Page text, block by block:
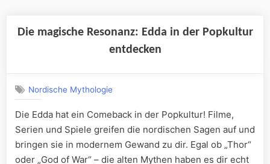
Die magische Resonanz: Edda in der Popkultur
entdecken
Nordische Mythologie
Die Edda hat ein Comeback in der Popkultur! Filme,
Serien und Spiele greifen die nordischen Sagen auf und
bringen sie in modernem Gewand zu dir. Egal ob „Thor“
oder „God of War“ – die alten Mythen haben es dir echt